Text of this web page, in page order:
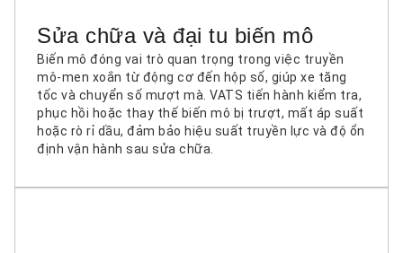
Sửa chữa và đại tu biến mô
Biến mô đóng vai trò quan trọng trong việc truyền
mô-men xoắn từ động cơ đến hộp số, giúp xe tăng
tốc và chuyển số mượt mà. VATS tiến hành kiểm tra,
phục hồi hoặc thay thế biến mô bị trượt, mất áp suất
hoặc rò rỉ dầu, đảm bảo hiệu suất truyền lực và độ ổn
định vận hành sau sửa chữa.